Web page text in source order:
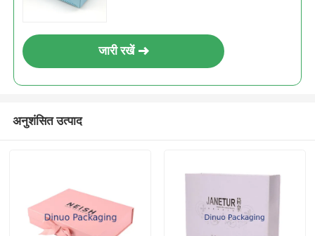
जारी रखें
अनुशंसित उत्पाद